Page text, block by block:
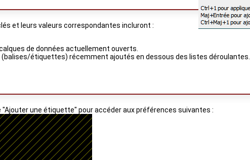
et leurs valeurs correspondantes incluront :
de données actuellement ouverts.
étiquettes) récemment ajoutés en dessous des listes déroulantes.
une étiquette" pour accéder aux préférences suivantes :